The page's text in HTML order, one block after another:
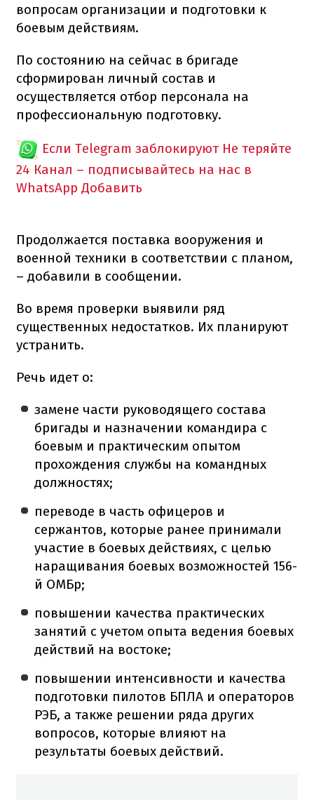
вопросам организации и подготовки к
боевым действиям.
По состоянию на сейчас в бригаде
сформирован личный состав и
осуществляется отбор персонала на
профессиональную подготовку.
Если Telegram заблокируют Не теряйте
24 Канал – подписывайтесь на нас в
WhatsApp Добавить
Продолжается поставка вооружения и
военной техники в соответствии с планом,
– добавили в сообщении.
Во время проверки выявили ряд
существенных недостатков. Их планируют
устранить.
Речь идет о:
замене части руководящего состава
бригады и назначении командира с
боевым и практическим опытом
прохождения службы на командных
должностях;
переводе в часть офицеров и
сержантов, которые ранее принимали
участие в боевых действиях, с целью
наращивания боевых возможностей 156-
й ОМБр;
повышении качества практических
занятий с учетом опыта ведения боевых
действий на востоке;
повышении интенсивности и качества
подготовки пилотов БПЛА и операторов
РЭБ, а также решении ряда других
вопросов, которые влияют на
результаты боевых действий.